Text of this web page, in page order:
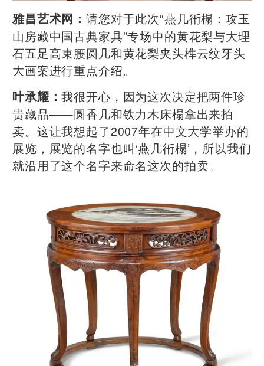
雅昌艺术网：请您对于此次“燕几衎榻：攻玉
山房藏中国古典家具”专场中的黄花梨与大理
石五足高束腰圆几和黄花梨夹头榫云纹牙头
大画案进行重点介绍。
叶承耀：我很开心，因为这次决定把两件珍
贵藏品——圆香几和铁力木床榻拿出来拍
卖。这让我想起了2007年在中文大学举办的
展览，展览的名字也叫‘燕几衎榻’，所以我们
就沿用了这个名字来命名这次的拍卖。